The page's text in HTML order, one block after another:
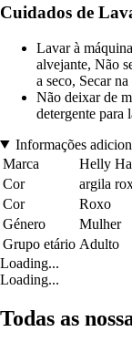
Cuidados de
Lavar à
alvejante, Não
a seco, Secar
Não deixar de
detergente para
Informações
Marca
Helly
Cor
argila
Cor
Roxo
Género
Mulher
Grupo etário Adulto
Loading...
Loading...
Todas as